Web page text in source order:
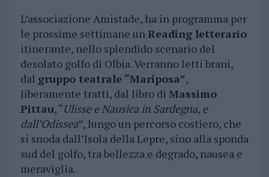
L’associazione Amistade, ha in programma per
le prossime settimane unReading letterario
itinerante, nello splendido scenario del
desolato golfo di Olbia. Verranno letti brani,
dal gruppo teatrale “Mariposa”,
liberamente tratti, dal libro di Massimo
Pittau, “Ulisse e Nausica in Sardegna, e
dall’Odissea”, lungo un percorso costiero, che
si snoda dall’Isola della Lepre, sino alla sponda
sud del golfo, tra bellezza e degrado, nausea e
meraviglia.